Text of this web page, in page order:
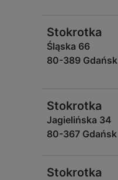
Stokrotka
Śląska 66
80-389 Gdańsk
Stokrotka
Jagielińska 34
80-367 Gdańsk
Stokrotka